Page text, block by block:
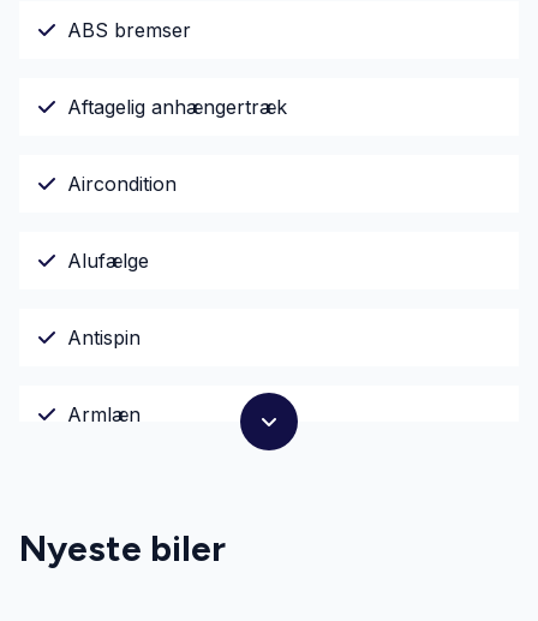
ABS bremser
Aftagelig anhængertræk
Aircondition
Alufælge
Antispin
Armlæn
Automatgear
Nyeste biler